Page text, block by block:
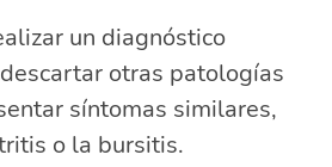
un diagnóstico
otras patologías
síntomas similares,
o la bursitis.